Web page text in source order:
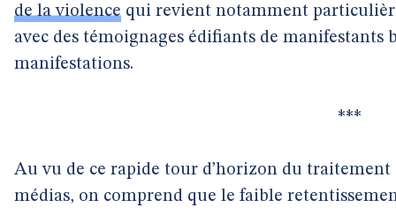
de la violence qui revient notamment
avec des témoignages édifiants de manifestants
manifestations.
***
Au vu de ce rapide tour d’horizon du traitement
médias, on comprend que le faible